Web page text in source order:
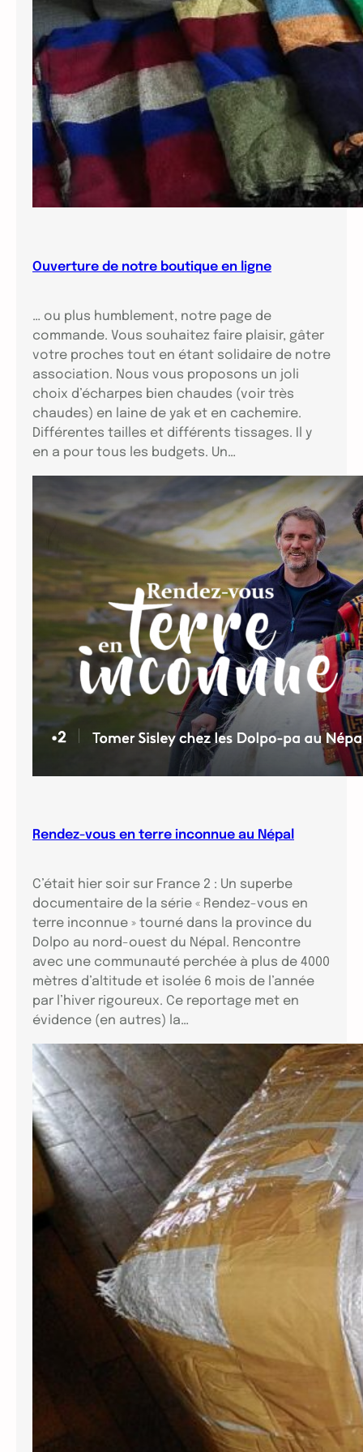
Ouverture de notre boutique en ligne
… ou plus humblement, notre page de
commande. Vous souhaitez faire plaisir, gâter
votre proches tout en étant solidaire de notre
association. Nous vous proposons un joli
choix d’écharpes bien chaudes (voir très
chaudes) en laine de yak et en cachemire.
Différentes tailles et différents tissages. Il y
en a pour tous les budgets. Un…
Rendez-vous en terre inconnue au Népal
C’était hier soir sur France 2 : Un superbe
documentaire de la série « Rendez-vous en
terre inconnue » tourné dans la province du
Dolpo au nord-ouest du Népal. Rencontre
avec une communauté perchée à plus de 4000
mètres d’altitude et isolée 6 mois de l’année
par l’hiver rigoureux. Ce reportage met en
évidence (en autres) la…